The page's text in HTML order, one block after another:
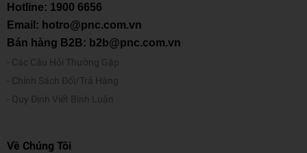
Hotline: 1900 6656
Email: hotro@pnc.com.vn
Bán hàng B2B: b2b@pnc.com.vn
Các Câu Hỏi Thường Gặp
Chính Sách Đổi/Trả Hàng
Quy Định Viết Bình Luận
Về Chúng Tôi